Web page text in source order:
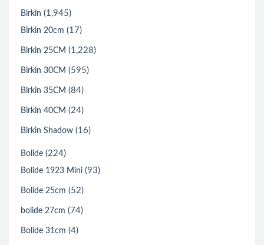
Birkin (1,945)
Birkin 20cm (17)
Birkin 25CM (1,228)
Birkin 30CM (595)
Birkin 35CM (84)
Birkin 40CM (24)
Birkin Shadow (16)
Bolide (224)
Bolide 1923 Mini (93)
Bolide 25cm (52)
bolide 27cm (74)
Bolide 31cm (4)